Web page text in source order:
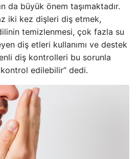
da büyük önem taşımaktadır.
iki kez dişleri diş etmek,
temizlenmesi, çok fazla su
diş etleri kullanımı ve destek
diş kontrolleri bu sorunla
edilebilir” dedi.